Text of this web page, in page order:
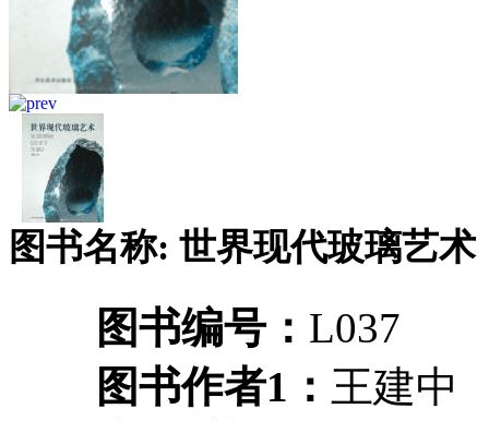
图书名称: 世界现代玻璃艺术
图书编号： L037
图书作者1： 王建中